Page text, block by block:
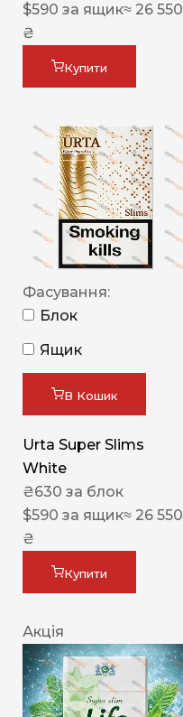
$590 за ящик≈ 26 550
₴
Купити
Фасування:
Блок
Ящик
В Кошик
Urta Super Slims
White
₴630 за блок
$590 за ящик≈ 26 550
₴
Купити
Акція